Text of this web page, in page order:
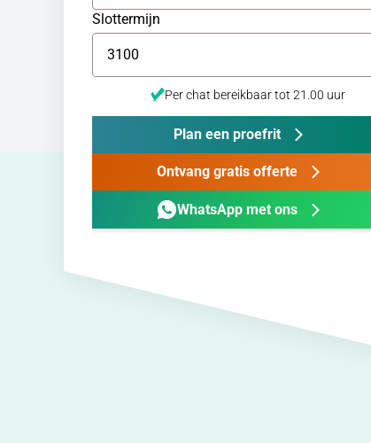
Slottermijn
Per chat bereikbaar tot 21.00 uur
Plan een proefrit
Ontvang gratis offerte
WhatsApp met ons